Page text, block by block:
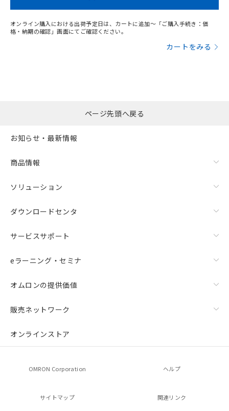
オンライン購入における出荷予定日は、カートに追加～「ご購入手続き：価
格・納期の確認」画面にてご確認ください。
カートをみる
ページ先頭へ戻る
お知らせ・最新情報
商品情報
ソリューション
ダウンロードセンタ
サービスサポート
eラーニング・セミナ
オムロンの提供価値
販売ネットワーク
オンラインストア
OMRON Corporation ヘルプ
サイトマップ 関連リンク